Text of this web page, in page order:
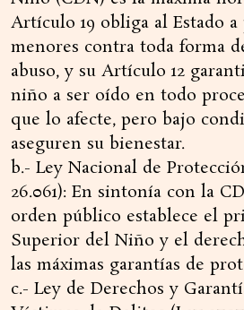
Artículo 19 obliga al Estado
menores contra toda forma
abuso, y su Artículo 12
niño a ser oído en todo
que lo afecte, pero bajo
aseguren su bienestar.
b.- Ley Nacional de
26.061): En sintonía con la
orden público establece el
Superior del Niño y el
las máximas garantías de
c.- Ley de Derechos y